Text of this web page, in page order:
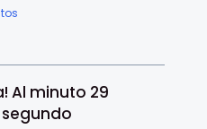
Al minuto 29